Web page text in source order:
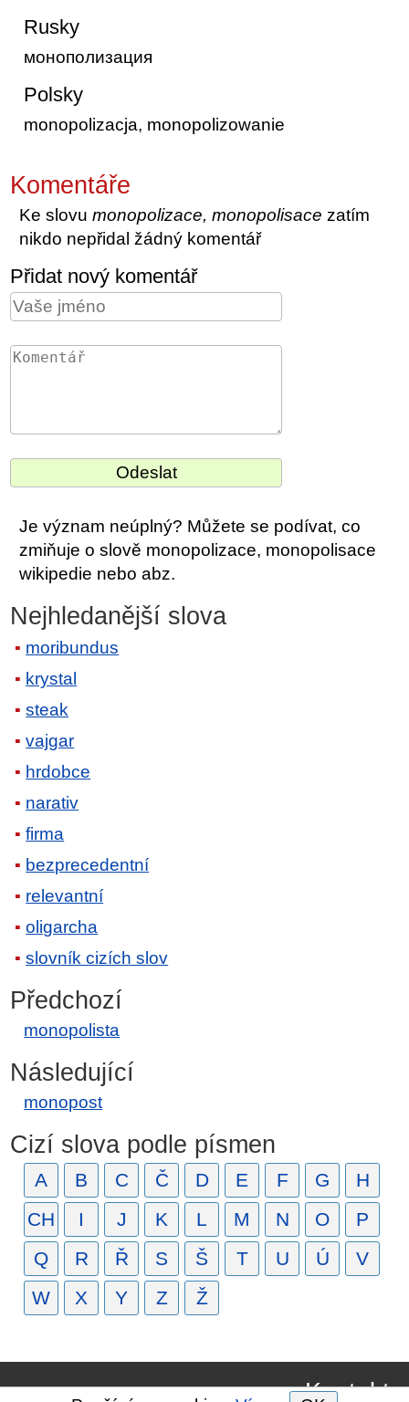
Rusky
монополизация
Polsky
monopolizacja, monopolizowanie
Komentáře
Ke slovumonopolizace, monopolisace zatím
nikdo nepřidal žádný komentář
Přidat nový komentář
Je význam neúplný? Můžete se podívat, co
zmiňuje o slově monopolizace, monopolisace
wikipedie nebo abz.
Nejhledanější slova
moribundus
krystal
steak
vajgar
hrdobce
narativ
firma
bezprecedentní
relevantní
oligarcha
slovník cizích slov
Předchozí
monopolista
Následující
monopost
Cizí slova podle písmen
A B C Č D E F G
H
CH
I J K L M N O
P
Q
R Ř S Š T U Ú
V
W
X Y Z Ž
Kontakt